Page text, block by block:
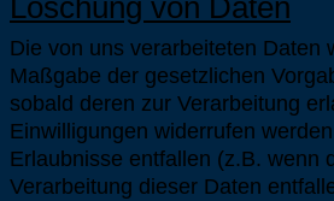
Löschung von Daten
Die von uns verarbeiteten Daten
Maßgabe der gesetzlichen
sobald deren zur Verarbeitung
Einwilligungen widerrufen
Erlaubnisse entfallen (z.B. wenn
Verarbeitung dieser Daten